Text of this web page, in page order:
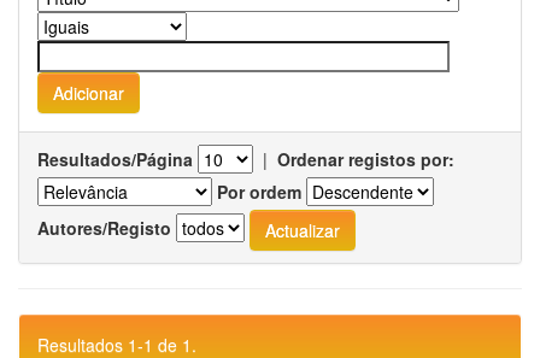
Resultados/Página | Ordenar registos por:
Por ordem
Autores/Registo
Resultados 1-1 de 1.